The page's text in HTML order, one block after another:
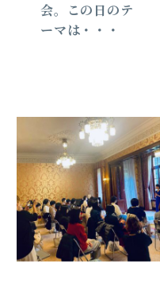
会。この日のテ
ーマは・・・